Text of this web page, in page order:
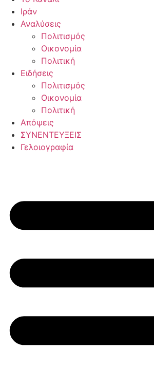
Ιράν
Αναλύσεις
Πολιτισμός
Οικονομία
Πολιτική
Ειδήσεις
Πολιτισμός
Οικονομία
Πολιτική
Απόψεις
ΣΥΝΕΝΤΕΥΞΕΙΣ
Γελοιογραφία